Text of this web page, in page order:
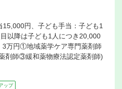
15,000円、子ども手当：子ども1
以降は子ども1人につき20,000
3万円①地域薬学ケア専門薬剤師
剤師③緩和薬物療法認定薬剤師)
ップ